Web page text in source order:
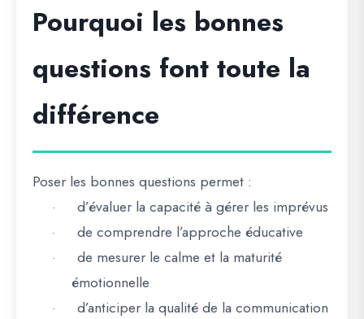
Pourquoi les bonnes
questions font toute la
différence
Poser les bonnes questions permet :
· d’évaluer la capacité à gérer les imprévus
· de comprendre l’approche éducative
· de mesurer le calme et la maturité
émotionnelle
· d’anticiper la qualité de la communication